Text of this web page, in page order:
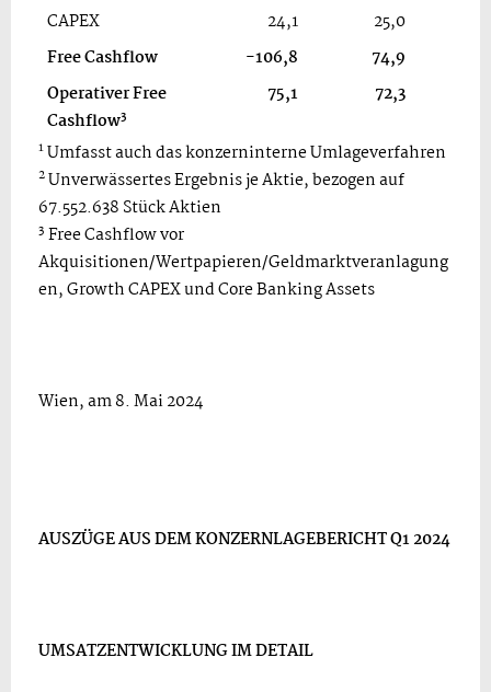
CAPEX 24,1
25,0
Free Cashflow
-106,8
74,9
Operativer Free
Cashflow3
75,1 72,3
1Umfasst auch das konzerninterne Umlageverfahren
2Unverwässertes Ergebnis je Aktie, bezogen auf
67.552.638 Stück Aktien
3 Free Cashflow vor
Akquisitionen/Wertpapieren/Geldmarktveranlagung
en, Growth CAPEX und Core Banking Assets
Wien, am 8. Mai 2024
AUSZÜGE AUS DEM KONZERNLAGEBERICHT Q1 2024
UMSATZENTWICKLUNG IM DETAIL